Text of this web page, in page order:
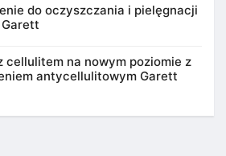
do oczyszczania i pielęgnacji
cellulitem na nowym poziomie z
antycellulitowym Garett